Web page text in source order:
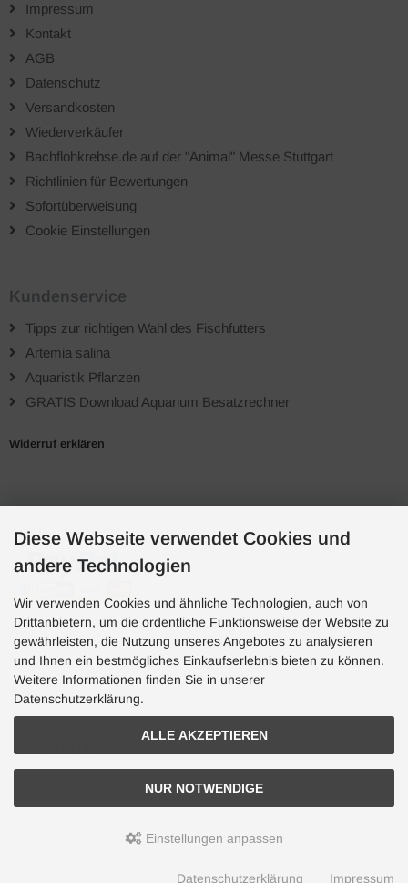
Impressum
Kontakt
AGB
Datenschutz
Versandkosten
Wiederverkäufer
Bachflohkrebse.de auf der "Animal" Messe Stuttgart
Richtlinien für Bewertungen
Sofortüberweisung
Cookie Einstellungen
Kundenservice
Tipps zur richtigen Wahl des Fischfutters
Artemia salina
Aquaristik Pflanzen
GRATIS Download Aquarium Besatzrechner
Widerruf erklären
Zahlungsarten
Hotline
Hotline
(10:30-15:00 Uhr)
andreas-guder.de
Diese Webseite verwendet Cookies und
andere Technologien
Wir verwenden Cookies und ähnliche Technologien, auch von
Drittanbietern, um die ordentliche Funktionsweise der Website zu
gewährleisten, die Nutzung unseres Angebotes zu analysieren
und Ihnen ein bestmögliches Einkaufserlebnis bieten zu können.
Weitere Informationen finden Sie in unserer
Datenschutzerklärung.
ALLE AKZEPTIEREN
NUR NOTWENDIGE
Einstellungen anpassen
Datenschutzerklärung Impressum